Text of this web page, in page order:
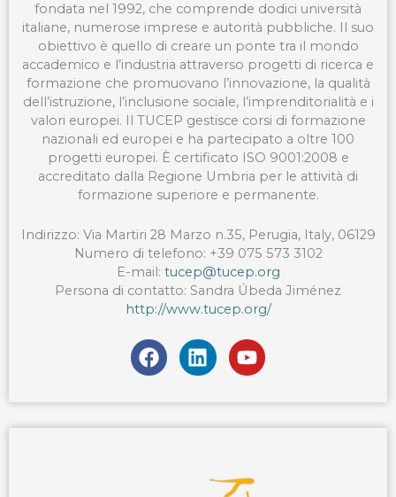
fondata nel 1992, che comprende dodici università
italiane, numerose imprese e autorità pubbliche. Il suo
obiettivo è quello di creare un ponte tra il mondo
accademico e l’industria attraverso progetti di ricerca e
formazione che promuovano l’innovazione, la qualità
dell’istruzione, l’inclusione sociale, l’imprenditorialità e i
valori europei. Il TUCEP gestisce corsi di formazione
nazionali ed europei e ha partecipato a oltre 100
progetti europei. È certificato ISO 9001:2008 e
accreditato dalla Regione Umbria per le attività di
formazione superiore e permanente.
Indirizzo: Via Martiri 28 Marzo n.35, Perugia, Italy, 06129
Numero di telefono: +39 075 573 3102
E-mail: tucep@tucep.org
Persona di contatto: Sandra Úbeda Jiménez
http://www.tucep.org/
F
a
e
b
L
i
k
e
Y
o
t
u